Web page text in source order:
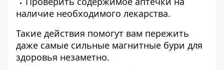
наличие необходимого лекарства.
Такие действия помогут вам пережить
даже самые сильные магнитные бури для
здоровья незаметно.